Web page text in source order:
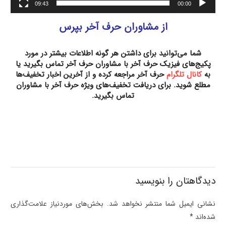
00:00
09:43
از مشاوران حرف آخر بپرس
شما می‌توانید برای داشتن هر گونه اطلاعات بیشتر در مورد
پکیج‌های فیزیک حرف آخر با مشاوران حرف آخر تماس بگیرید یا
به کانال تلگرام حرف آخر مراجعه کرده و از آخرین اخبار تخفیف‌ها
مطلع شوید. برای دریافت تخفیف‌های ویژه حرف آخر با مشاوران
تماس بگیرید.
دیدگاهتان را بنویسید
نشانی ایمیل شما منتشر نخواهد شد. بخش‌های موردنیاز علامت‌گذاری
شده‌اند *